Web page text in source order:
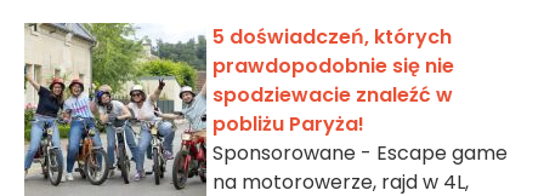
5 doświadczeń, których
prawdopodobnie się nie
spodziewacie znaleźć w
pobliżu Paryża!
Sponsorowane - Escape game
na motorowerze, rajd w 4L,